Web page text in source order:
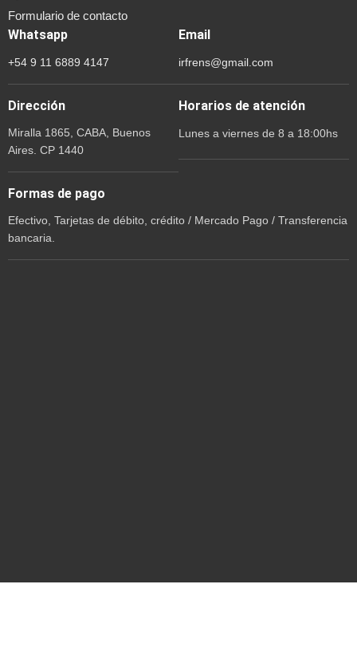
Formulario de contacto
Whatsapp
+54 9 11 6889 4147
Email
irfrens@gmail.com
Dirección
Miralla 1865, CABA, Buenos
Aires. CP 1440
Horarios de atención
Lunes a viernes de 8 a 18:00hs
Formas de pago
Efectivo, Tarjetas de débito, crédito / Mercado Pago / Transferencia
bancaria.